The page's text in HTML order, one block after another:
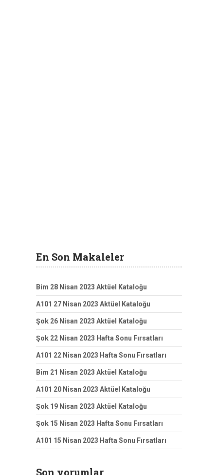
En Son Makaleler
Bim 28 Nisan 2023 Aktüel Kataloğu
A101 27 Nisan 2023 Aktüel Kataloğu
Şok 26 Nisan 2023 Aktüel Kataloğu
Şok 22 Nisan 2023 Hafta Sonu Fırsatları
A101 22 Nisan 2023 Hafta Sonu Fırsatları
Bim 21 Nisan 2023 Aktüel Kataloğu
A101 20 Nisan 2023 Aktüel Kataloğu
Şok 19 Nisan 2023 Aktüel Kataloğu
Şok 15 Nisan 2023 Hafta Sonu Fırsatları
A101 15 Nisan 2023 Hafta Sonu Fırsatları
Son yorumlar